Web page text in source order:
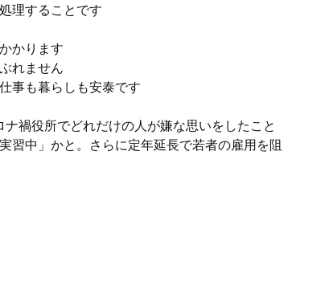
理することです
かります
れません
事も暮らしも安泰です
ナ禍役所でどれだけの人が嫌な思いをしたこと
習中」かと。さらに定年延長で若者の雇用を阻